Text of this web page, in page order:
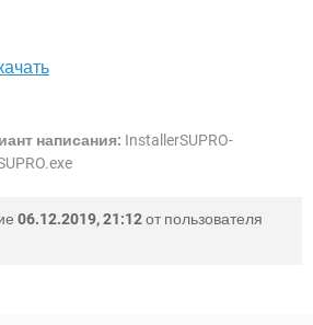
написания: InstallerSUPRO-
06.12.2019, 21:12от пользователя